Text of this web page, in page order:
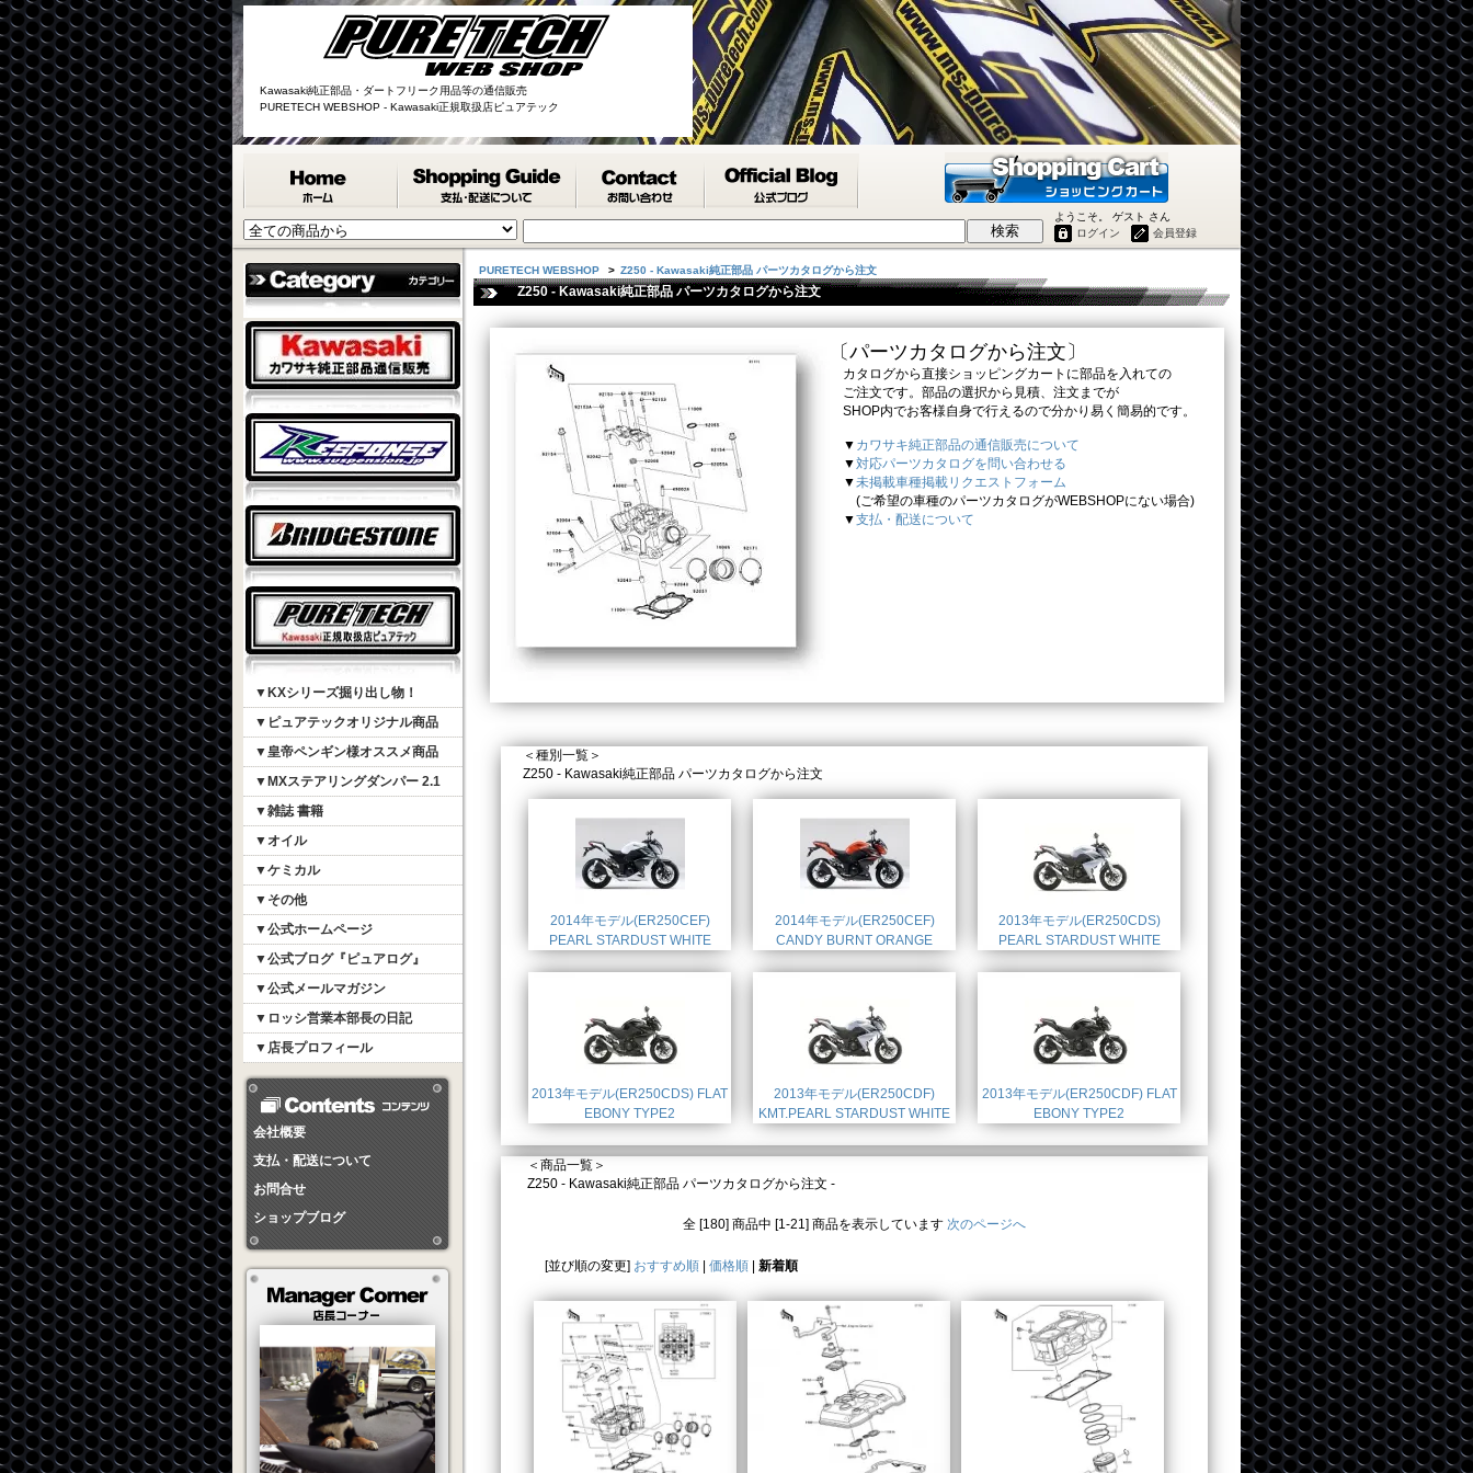
Kawasaki純正部品・ダートフリーク用品等の通信販売
PURETECH WEBSHOP - Kawasaki正規取扱店ピュアテック
検索
ようこそ。 ゲスト さん
ログイン
会員登録
▼KXシリーズ掘り出し物！
▼ピュアテックオリジナル商品
▼皇帝ペンギン様オススメ商品
▼MXステアリングダンパー 2.1
▼雑誌 書籍
▼オイル
▼ケミカル
▼その他
▼公式ホームページ
▼公式ブログ『ピュアログ』
▼公式メールマガジン
▼ロッシ営業本部長の日記
▼店長プロフィール
会社概要
支払・配送について
お問合せ
ショップブログ
PURETECH WEBSHOP > Z250 - Kawasaki純正部品 パーツカタログから注文
Z250 - Kawasaki純正部品 パーツカタログから注文
〔パーツカタログから注文〕
カタログから直接ショッピングカートに部品を入れての
ご注文です。部品の選択から見積、注文までが
SHOP内でお客様自身で行えるので分かり易く簡易的です。
▼ カワサキ純正部品の通信販売について
▼対応パーツカタログを問い合わせる
▼未掲載車種掲載リクエストフォーム
(ご希望の車種のパーツカタログがWEBSHOPにない場合)
▼支払・配送について
＜種別一覧＞
Z250 - Kawasaki純正部品 パーツカタログから注文
2014年モデル(ER250CEF)
PEARL STARDUST WHITE
2014年モデル(ER250CEF)
CANDY BURNT ORANGE
2013年モデル(ER250CDS)
PEARL STARDUST WHITE
2013年モデル(ER250CDS) FLAT
EBONY TYPE2
2013年モデル(ER250CDF)
KMT.PEARL STARDUST WHITE
2013年モデル(ER250CDF) FLAT
EBONY TYPE2
＜商品一覧＞
Z250 - Kawasaki純正部品 パーツカタログから注文 -
全 [180] 商品中 [1-21] 商品を表示しています 次のページへ
[並び順の変更] おすすめ順 価格順 新着順